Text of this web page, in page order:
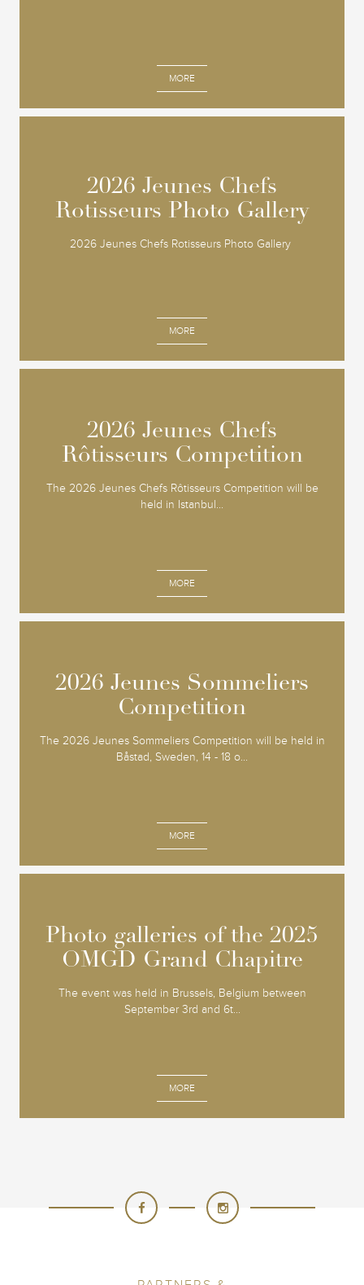
MORE
2026 Jeunes Chefs
Rotisseurs Photo Gallery
2026 Jeunes Chefs Rotisseurs Photo Gallery
MORE
2026 Jeunes Chefs
Rotisseurs Photo Gallery
2026 Jeunes Chefs
Rôtisseurs Competition
The 2026 Jeunes Chefs Rôtisseurs Competition will be
held in Istanbul...
MORE
2026 Jeunes Chefs
Rôtisseurs Competition
2026 Jeunes Sommeliers
Competition
The 2026 Jeunes Sommeliers Competition will be held in
Båstad, Sweden, 14 - 18 o...
MORE
2026 Jeunes Sommeliers
Competition
Photo galleries of the 2025
OMGD Grand Chapitre
The event was held in Brussels, Belgium between
September 3rd and 6t...
MORE
Photo galleries of the 2025
OMGD Grand Chapitre